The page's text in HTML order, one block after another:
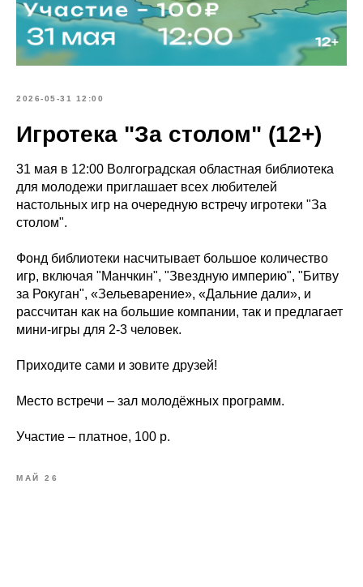
2026-05-31 12:00
Игротека "За столом" (12+)
31 мая в 12:00 Волгоградская областная библиотека
для молодежи приглашает всех любителей
настольных игр на очередную встречу игротеки "За
столом".
Фонд библиотеки насчитывает большое количество
игр, включая "Манчкин", "Звездную империю", "Битву
за Рокуган", «Зельеварение», «Дальние дали», и
рассчитан как на большие компании, так и предлагает
мини-игры для 2-3 человек.
Приходите сами и зовите друзей!
Место встречи – зал молодёжных программ.
Участие – платное, 100 р.
МАЙ 26